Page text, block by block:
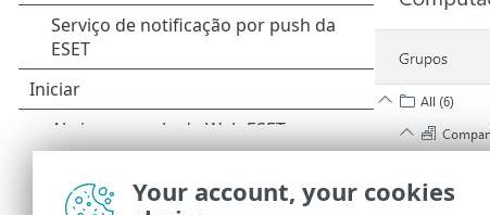
Your account, your cookies